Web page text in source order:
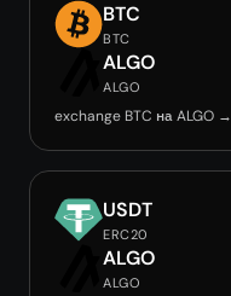
BTC
BTC
ALGO
ALGO
exchange BTC на ALGO →
USDT
ERC20
ALGO
ALGO